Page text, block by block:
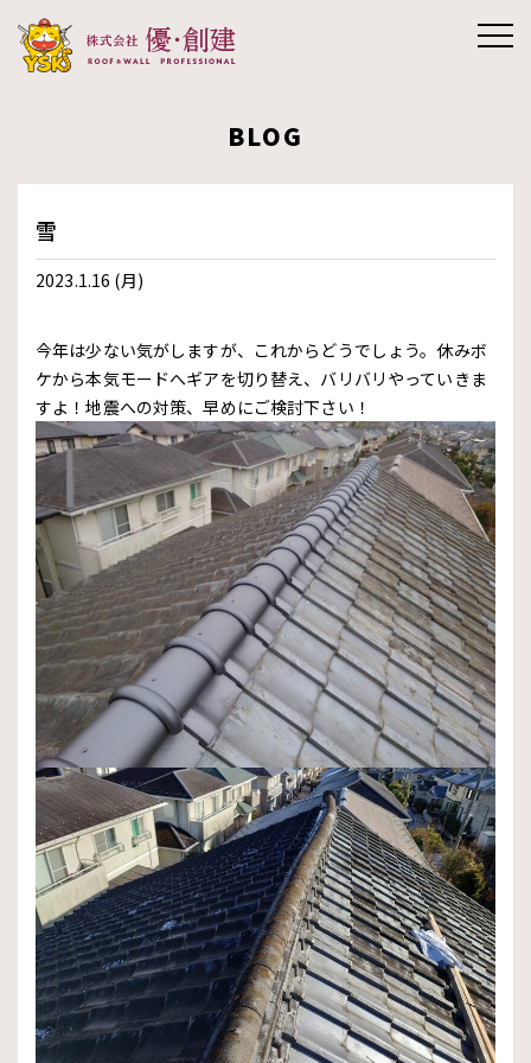
BLOG
雪
2023.1.16 (月)
今年は少ない気がしますが、これからどうでしょう。休みボ
ケから本気モードへギアを切り替え、バリバリやっていきま
すよ！地震への対策、早めにご検討下さい！